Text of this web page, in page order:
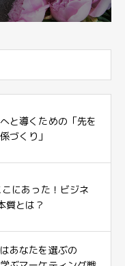
と導くための「先を
づくり」
にあった！ビジネ
質とは？
あなたを選ぶの